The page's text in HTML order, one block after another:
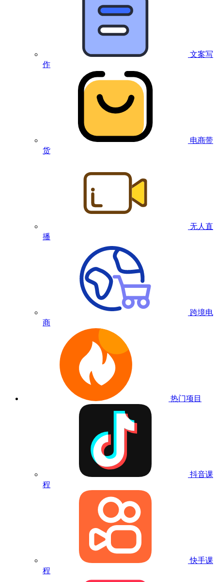
文案写
作
电商带
货
无人直
播
跨境电
商
热门项目
抖音课
程
快手课
程